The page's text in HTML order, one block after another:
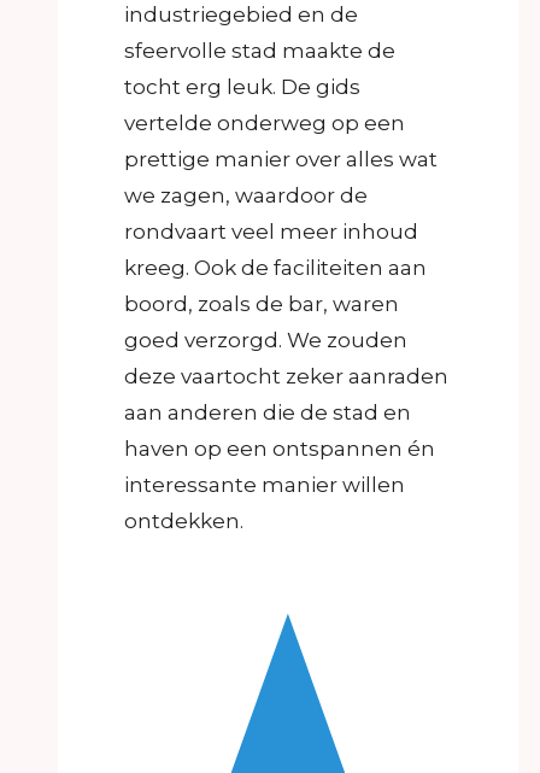
industriegebied en de
sfeervolle stad maakte de
tocht erg leuk. De gids
vertelde onderweg op een
prettige manier over alles wat
we zagen, waardoor de
rondvaart veel meer inhoud
kreeg. Ook de faciliteiten aan
boord, zoals de bar, waren
goed verzorgd. We zouden
deze vaartocht zeker aanraden
aan anderen die de stad en
haven op een ontspannen én
interessante manier willen
ontdekken.